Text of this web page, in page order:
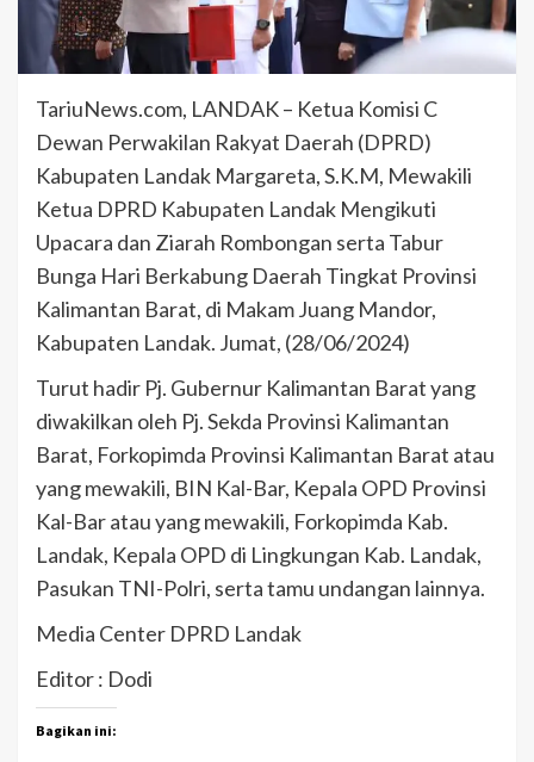
TariuNews.com, LANDAK – Ketua Komisi C
Dewan Perwakilan Rakyat Daerah (DPRD)
Kabupaten Landak Margareta, S.K.M, Mewakili
Ketua DPRD Kabupaten Landak Mengikuti
Upacara dan Ziarah Rombongan serta Tabur
Bunga Hari Berkabung Daerah Tingkat Provinsi
Kalimantan Barat, di Makam Juang Mandor,
Kabupaten Landak. Jumat, (28/06/2024)
Turut hadir Pj. Gubernur Kalimantan Barat yang
diwakilkan oleh Pj. Sekda Provinsi Kalimantan
Barat, Forkopimda Provinsi Kalimantan Barat atau
yang mewakili, BIN Kal-Bar, Kepala OPD Provinsi
Kal-Bar atau yang mewakili, Forkopimda Kab.
Landak, Kepala OPD di Lingkungan Kab. Landak,
Pasukan TNI-Polri, serta tamu undangan lainnya.
Media Center DPRD Landak
Editor : Dodi
Bagikan ini: